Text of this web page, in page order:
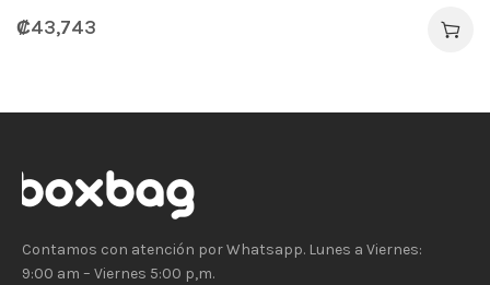
₡43,743
Contamos con atención por Whatsapp. Lunes a Viernes:
9:00 am – Viernes 5:00 p,m.